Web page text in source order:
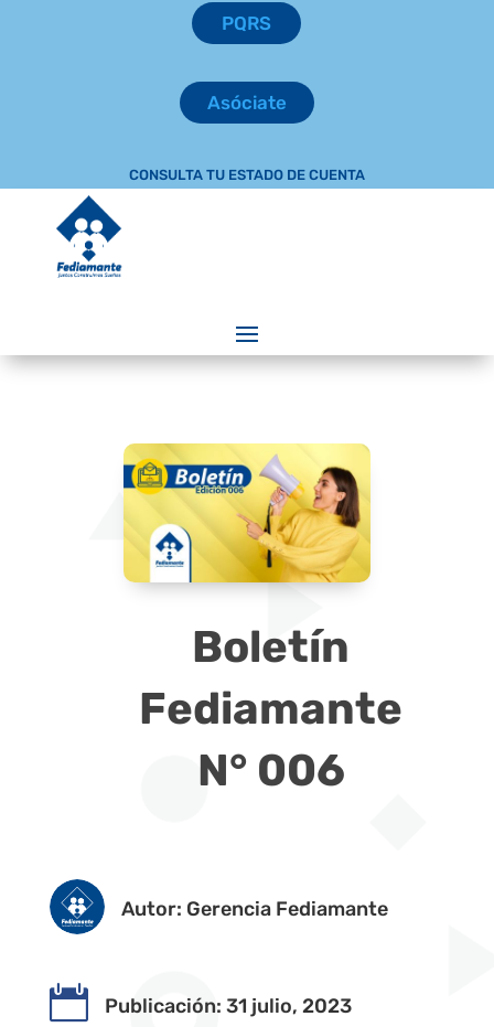
PQRS
Asóciate
CONSULTA TU ESTADO DE CUENTA
Boletín
Fediamante
N° 006
Autor: Gerencia Fediamante
 Publicación: 31 julio, 2023